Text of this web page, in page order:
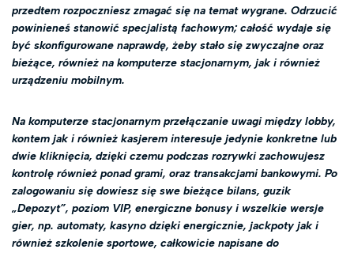
przedtem rozpoczniesz zmagać się na temat wygrane. Odrzucić
powinieneś stanowić specjalistą fachowym; całość wydaje się
być skonfigurowane naprawdę, żeby stało się zwyczajne oraz
bieżące, również na komputerze stacjonarnym, jak i również
urządzeniu mobilnym.
Na komputerze stacjonarnym przełączanie uwagi między lobby,
kontem jak i również kasjerem interesuje jedynie konkretne lub
dwie kliknięcia, dzięki czemu podczas rozrywki zachowujesz
kontrolę również ponad grami, oraz transakcjami bankowymi. Po
zalogowaniu się dowiesz się swe bieżące bilans, guzik
„Depozyt”, poziom VIP, energiczne bonusy i wszelkie wersje
gier, np. automaty, kasyno dzięki energicznie, jackpoty jak i
również szkolenie sportowe, całkowicie napisane do